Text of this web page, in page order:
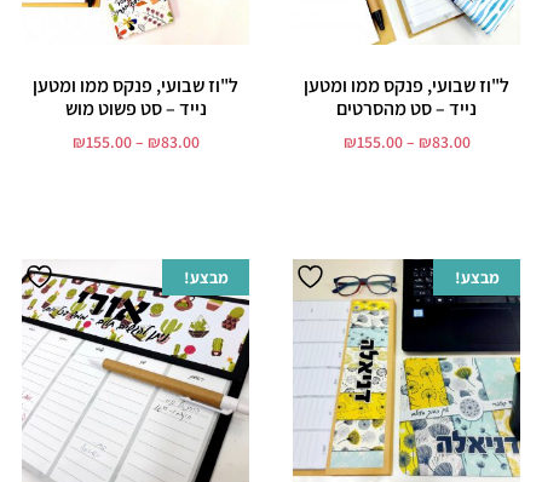
ל"וז שבועי, פנקס ממו ומטען
נייד – סט מהסרטים
₪83.00
–
₪155.00
ל"וז שבועי, פנקס ממו ומטען
נייד – סט פשוט מוש
₪83.00
–
₪155.00
מבצע! מבצע!